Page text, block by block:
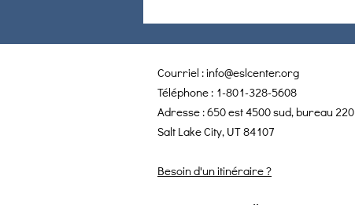
Courriel :info@eslcenter.org
Téléphone : 1-801-328-5608
Adresse : 650 est 4500 sud, bureau 220
Salt Lake City, UT 84107
Besoin d'un itinéraire ?